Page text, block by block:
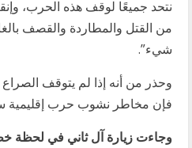
نتحد جميعًا لوقف هذه الحرب،
من القتل والمطاردة والقصف
شيء”.
وحذر من أنه إذا لم يتوقف
فإن مخاطر نشوب حرب إقليمية
وجاءت زيارة آل ثاني في